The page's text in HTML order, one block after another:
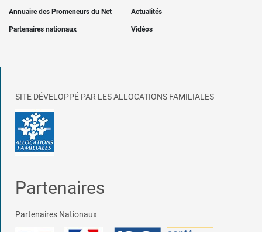
Annuaire des Promeneurs du Net Actualités
Partenaires nationaux Vidéos
SITE DÉVELOPPÉ PAR LES ALLOCATIONS FAMILIALES
Partenaires
Partenaires Nationaux